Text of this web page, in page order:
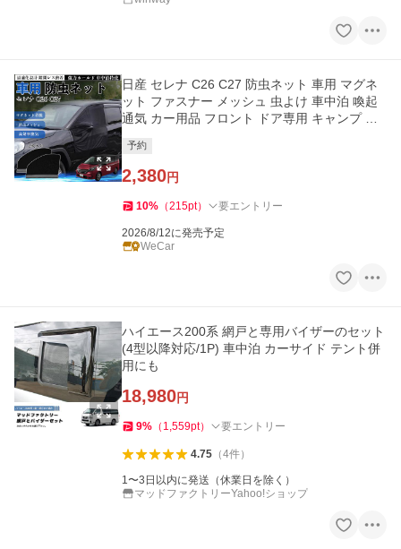
日産 セレナ C26 C27 防虫ネット 車用 マグネ
ット ファスナー メッシュ 虫よけ 車中泊 喚起
通気 カー用品 フロント ドア専用 キャンプ 網
予約
2,380円
10% （215pt） 要エントリー
2026/8/12に発売予定
WeCar
ハイエース200系 網戸と専用バイザーのセット
(4型以降対応/1P) 車中泊 カーサイド テント併
用にも
18,980円
9% （ 1,559pt） 要エントリー
4.75（4件）
1〜3日以内に発送（休業日を除く）
マッドファクトリーYahoo!ショップ